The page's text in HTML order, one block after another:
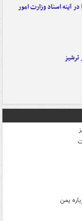
آینه اسناد وزارت امور
یمن